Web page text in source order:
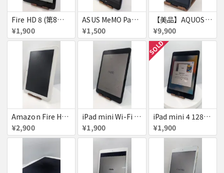
Fire HD 8 (第8世代)
¥1,900
ASUS MeMO Pad 8 AST21 au
¥1,500
【美品】AQUOS wish A103SH
¥9,900
Amazon Fire HD 8 タブレット
¥2,900
iPad mini Wi-Fi + Cellular 64GB
¥1,900
SOLD
iPad mini 4 128GB
¥1,900